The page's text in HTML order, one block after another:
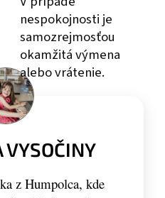
nespokojnosti je
samozrejmosťou
okamžitá výmena
alebo vrátenie.
VYSOČINY
z Humpolca, kde